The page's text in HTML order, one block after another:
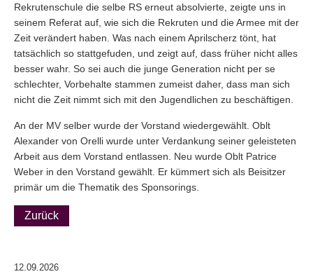
Rekrutenschule die selbe RS erneut absolvierte, zeigte uns in
seinem Referat auf, wie sich die Rekruten und die Armee mit der
Zeit verändert haben. Was nach einem Aprilscherz tönt, hat
tatsächlich so stattgefuden, und zeigt auf, dass früher nicht alles
besser wahr. So sei auch die junge Generation nicht per se
schlechter, Vorbehalte stammen zumeist daher, dass man sich
nicht die Zeit nimmt sich mit den Jugendlichen zu beschäftigen.
An der MV selber wurde der Vorstand wiedergewählt. Oblt
Alexander von Orelli wurde unter Verdankung seiner geleisteten
Arbeit aus dem Vorstand entlassen. Neu wurde Oblt Patrice
Weber in den Vorstand gewählt. Er kümmert sich als Beisitzer
primär um die Thematik des Sponsorings.
Zurück
12.09.2026